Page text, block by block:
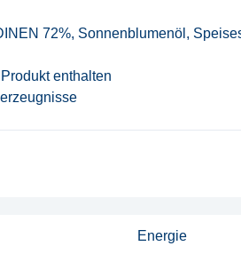
72%, Sonnenblumenöl,
enthalten
Energie